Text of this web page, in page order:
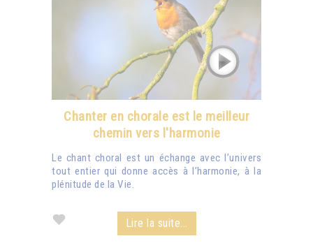
Chanter en chorale est le meilleur
chemin vers l'harmonie
Le chant choral est un échange avec l’univers
tout entier qui donne accès à l’harmonie, à la
plénitude de la Vie.
Lire la suite...